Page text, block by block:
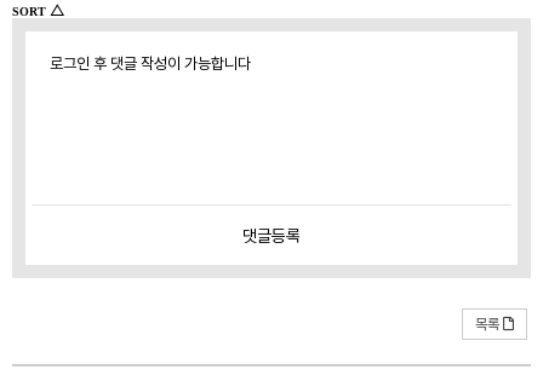
SORT △
로그인 후 댓글 작성이 가능합니다
댓글등록
목록